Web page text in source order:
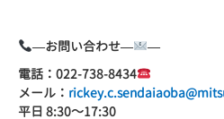
—お問い合わせ—
—
電話： 022-738-8434
メール：
平日 8:30～17:30